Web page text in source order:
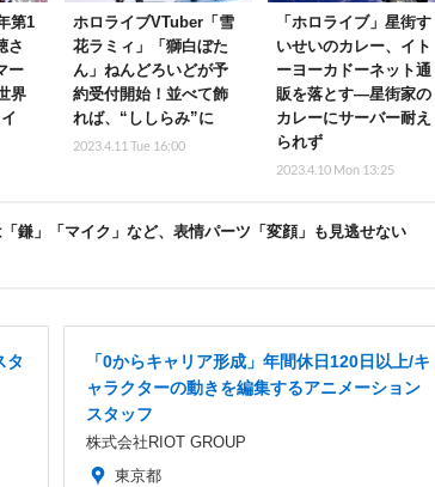
第1
さ
ー
界
ホロライブVTuber「雪
花ラミィ」「獅白ぼた
ん」ねんどろいどが予
約受付開始！並べて飾
れば、“ししらみ”に
2023.4.11 Tue 16:00
「ホロライブ」星街す
いせいのカレー、イト
ーヨーカドーネット通
販を落とす―星街家の
カレーにサーバー耐え
られず
2023.4.10 Mon 13:25
鎌」「マイク」など、表情パーツ「変顔」も見逃せない
タ
「0からキャリア形成」年間休日120日以上/キ
ャラクターの動きを編集するアニメーション
スタッフ
株式会社RIOT GROUP
東京都